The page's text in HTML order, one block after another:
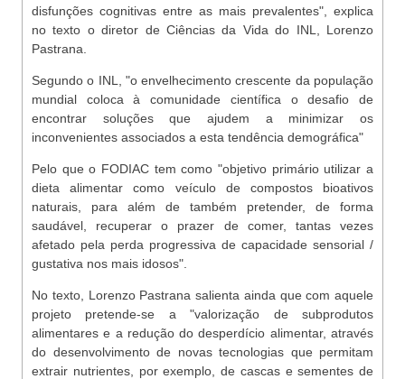
disfunções cognitivas entre as mais prevalentes", explica
no texto o diretor de Ciências da Vida do INL, Lorenzo
Pastrana.
Segundo o INL, "o envelhecimento crescente da população
mundial coloca à comunidade científica o desafio de
encontrar soluções que ajudem a minimizar os
inconvenientes associados a esta tendência demográfica"
Pelo que o FODIAC tem como "objetivo primário utilizar a
dieta alimentar como veículo de compostos bioativos
naturais, para além de também pretender, de forma
saudável, recuperar o prazer de comer, tantas vezes
afetado pela perda progressiva de capacidade sensorial /
gustativa nos mais idosos".
No texto, Lorenzo Pastrana salienta ainda que com aquele
projeto pretende-se a "valorização de subprodutos
alimentares e a redução do desperdício alimentar, através
do desenvolvimento de novas tecnologias que permitam
extrair nutrientes, por exemplo, de cascas e sementes de